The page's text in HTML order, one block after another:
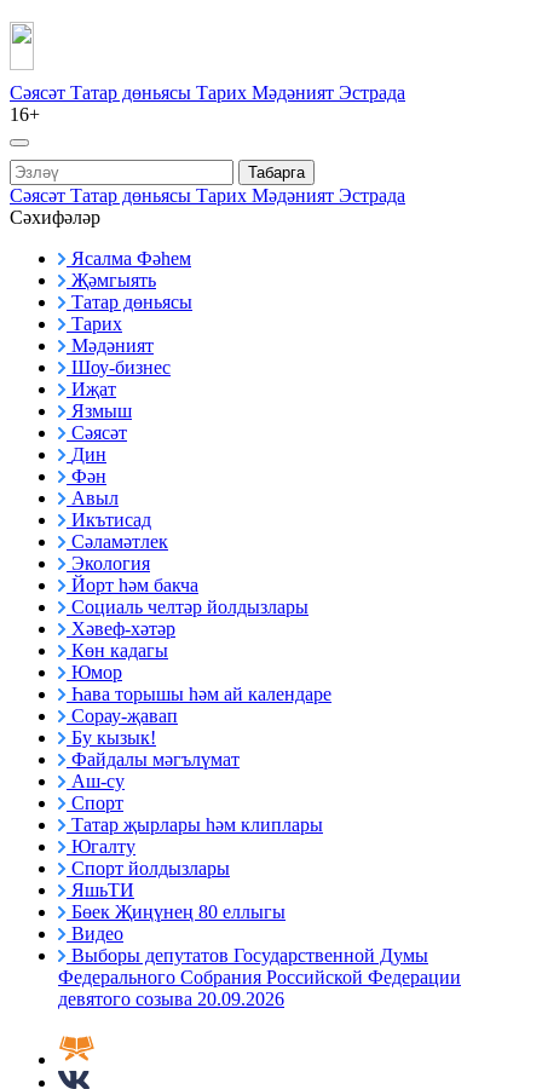
Сәясәт Татар дөньясы Тарих Мәдәният Эстрада
16+
Табарга
Сәясәт Татар дөньясы Тарих Мәдәният Эстрада
Сәхифәләр
Ясалма Фәһем
Җәмгыять
Татар дөньясы
Тарих
Мәдәният
Шоу-бизнес
Иҗат
Язмыш
Сәясәт
Дин
Фән
Авыл
Икътисад
Сәламәтлек
Экология
Йорт һәм бакча
Социаль челтәр йолдызлары
Хәвеф-хәтәр
Көн кадагы
Юмор
Һава торышы һәм ай календаре
Сорау-җавап
Бу кызык!
Файдалы мәгълүмат
Аш-су
Спорт
Татар җырлары һәм клиплары
Югалту
Спорт йолдызлары
ЯшьТИ
Бөек Җиңүнең 80 еллыгы
Видео
Выборы депутатов Государственной Думы
Федерального Собрания Российской Федерации
девятого созыва 20.09.2026